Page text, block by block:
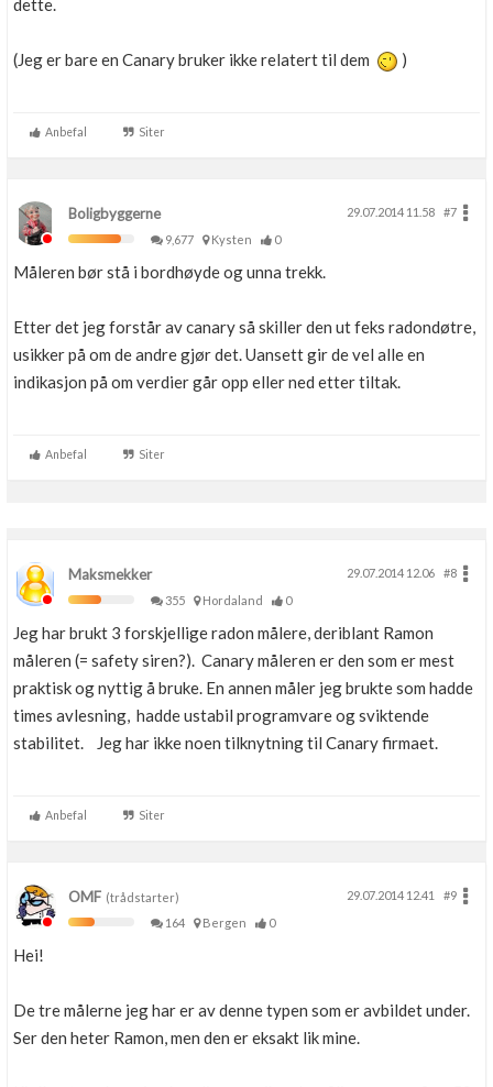
dette.
(Jeg er bare en Canary bruker ikke relatert til dem )
Anbefal Siter
Boligbyggerne 29.07.2014 11.58
#7
9,677
Kysten 0
Måleren bør stå i bordhøyde og unna trekk.
Etter det jeg forstår av canary så skiller den ut feks radondøtre,
usikker på om de andre gjør det. Uansett gir de vel alle en
indikasjon på om verdier går opp eller ned etter tiltak.
Anbefal Siter
Maksmekker 29.07.2014 12.06
#8
355
Hordaland 0
Jeg har brukt 3 forskjellige radon målere, deriblant Ramon
måleren (= safety siren?). Canary måleren er den som er mest
praktisk og nyttig å bruke. En annen måler jeg brukte som hadde
times avlesning, hadde ustabil programvare og sviktende
stabilitet. Jeg har ikke noen tilknytning til Canary firmaet.
Anbefal Siter
OMF (trådstarter) 29.07.2014 12.41
#9
164
Bergen 0
Hei!
De tre målerne jeg har er av denne typen som er avbildet under.
Ser den heter Ramon, men den er eksakt lik mine.